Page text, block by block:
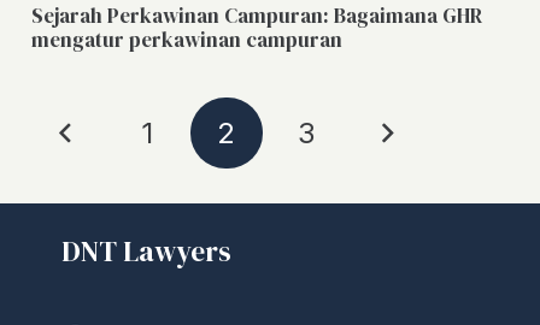
Sejarah Perkawinan Campuran: Bagaimana GHR
mengatur perkawinan campuran
1 2 3
DNT Lawyers